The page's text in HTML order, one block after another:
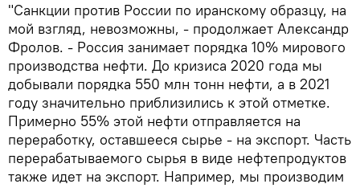
"Санкции против России по иранскому образцу, на
мой взгляд, невозможны, - продолжает Александр
Фролов. - Россия занимает порядка 10% мирового
производства нефти. До кризиса 2020 года мы
добывали порядка 550 млн тонн нефти, а в 2021
году значительно приблизились к этой отметке.
Примерно 55% этой нефти отправляется на
переработку, оставшееся сырье - на экспорт. Часть
перерабатываемого сырья в виде нефтепродуктов
также идет на экспорт. Например, мы производим